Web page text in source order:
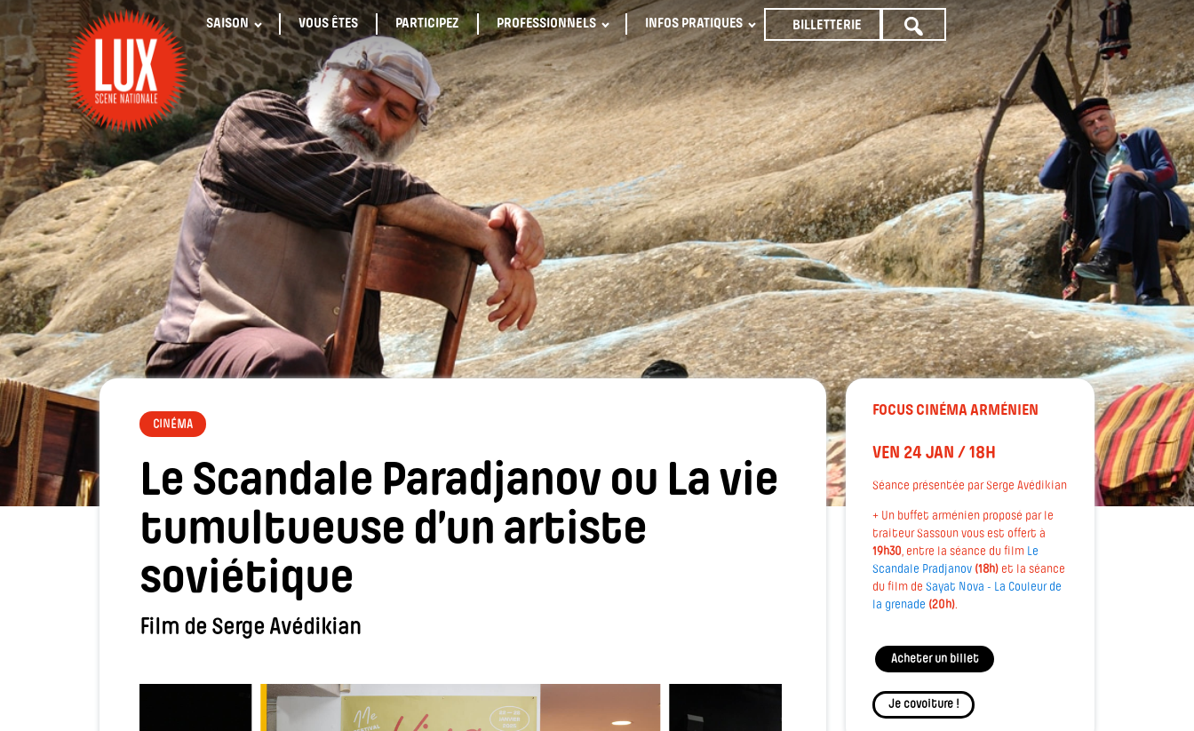
SAISON VOUS ÊTES PARTICIPEZ PROFESSIONNELS INFOS PRATIQUES BILLETTERIE
TOUTE
LA
PROGRAMMATION
CINÉMA
Le Scandale Paradjanov ou La vie
tumultueuse d’un artiste
soviétique
Film de Serge Avédikian
FOCUS CINÉMA ARMÉNIEN
VEN 24 JAN / 18H
Séance présentée par Serge Avédikian
+ Un buffet arménien proposé par le
traiteur Sassoun vous est offert à
19h30, entre la séance du film Le
Scandale Pradjanov (18h) et la séance
du film de Sayat Nova - La Couleur de
la grenade (20h).
Acheter un billet
Je covoiture !